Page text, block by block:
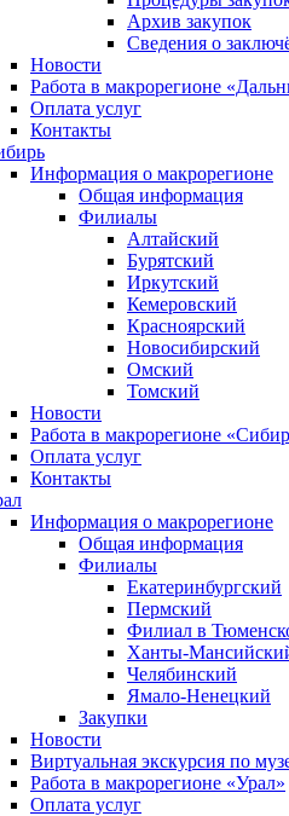
Архив закупок
Сведения о
Новости
Работа в макрорегионе
Оплата услуг
Контакты
Информация о макрорегионе
Общая информация
Филиалы
Алтайский
Бурятский
Иркутский
Кемеровский
Красноярский
Новосибирский
Омский
Томский
Новости
Работа в макрорегионе
Оплата услуг
Контакты
Информация о макрорегионе
Общая информация
Филиалы
Екатеринбургский
Пермский
Филиал в
Ханты-
Челябинский
Ямало-Ненецкий
Закупки
Новости
Виртуальная экскурсия по
Работа в макрорегионе «Урал»
Оплата услуг